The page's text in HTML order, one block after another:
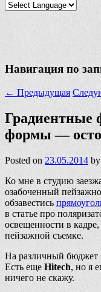
Навигация по
← Предыдущая
Градиентные
формы —
Posted on 23.05.2014 by
Ко мне в студию
озабоченный
обзавестись
в статье про
освещенности в
пейзажной съемке.
На различный бюджет
Есть еще Hitech, но я
ничего не скажу.